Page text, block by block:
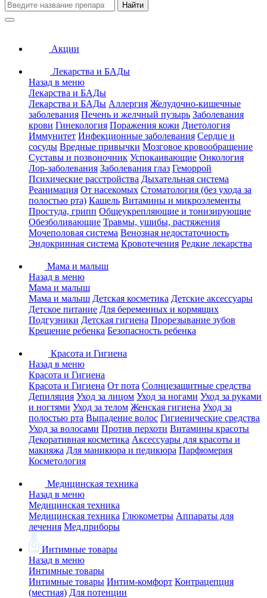
Найти
Акции
Лекарства и БАДы
Назад в меню
Лекарства и БАДы
Лекарства и БАДы Аллергия Желудочно-кишечные
заболевания Печень и желчный пузырь Заболевания
крови Гинекология Поражения кожи Диетология
Иммунитет Инфекционные заболевания Сердце и
сосуды Вредные привычки Мозговое кровообращение
Суставы и позвоночник Успокаивающие Онкология
Лор-заболевания Заболевания глаз Геморрой
Психические расстройства Дыхательная система
Реанимация От насекомых Стоматология (без ухода за
полостью рта) Кашель Витамины и микроэлементы
Простуда, грипп Общеукрепляющие и тонизирующие
Обезболивающие Травмы, ушибы, растяжения
Мочеполовая система Венозная недостаточность
Эндокринная система Кровотечения Редкие лекарства
Мама и малыш
Назад в меню
Мама и малыш
Мама и малыш Детская косметика Детские аксессуары
Детское питание Для беременных и кормящих
Подгузники Детская гигиена Прорезывание зубов
Крещение ребенка Безопасность ребенка
Красота и Гигиена
Назад в меню
Красота и Гигиена
Красота и Гигиена От пота Солнцезащитные средства
Депиляция Уход за лицом Уход за ногами Уход за руками
и ногтями Уход за телом Женская гигиена Уход за
полостью рта Выпадение волос Гигиенические средства
Уход за волосами Против перхоти Витамины красоты
Декоративная косметика Аксессуары для красоты и
макияжа Для маникюра и педикюра Парфюмерия
Косметология
Медицинская техника
Назад в меню
Медицинская техника
Медицинская техника Глюкометры Аппараты для
лечения Мед.приборы
Интимные товары
Назад в меню
Интимные товары
Интимные товары Интим-комфорт Контрацепция
(местная) Для потенции